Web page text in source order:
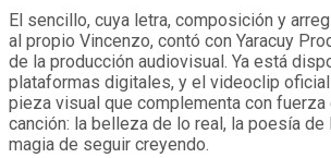
El sencillo, cuya letra, composición y
al propio Vincenzo, contó con Yaracuy
de la producción audiovisual. Ya está
plataformas digitales, y el videoclip oficial
pieza visual que complementa con fuerza
canción: la belleza de lo real, la poesía
magia de seguir creyendo.